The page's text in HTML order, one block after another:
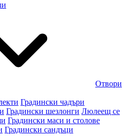
Отвори
Градински чадъри
Градински шезлонги Люлеещ се
Градински маси и столове
Градински сандъци